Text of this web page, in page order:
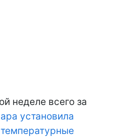
неделе всего за
установила